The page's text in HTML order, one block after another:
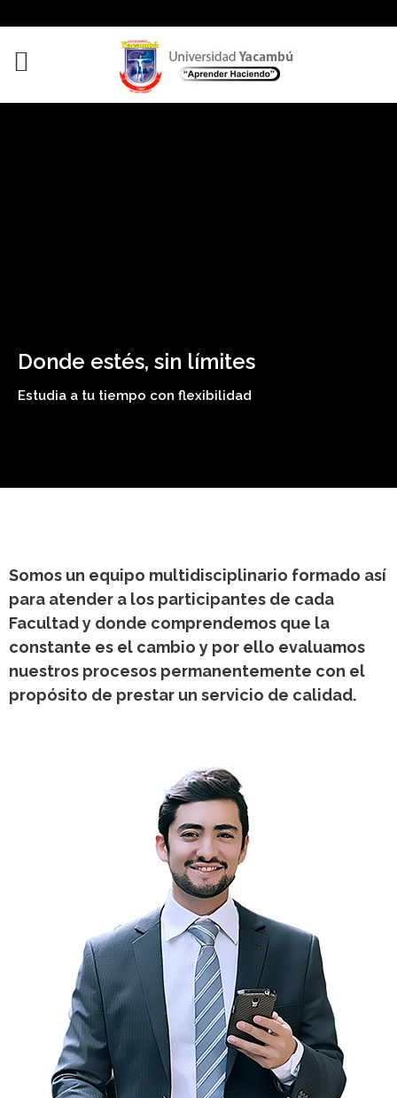
Donde estés, sin límites
Estudia a tu tiempo con flexibilidad
Somos un equipo multidisciplinario formado así
para atender a los participantes de cada
Facultad y donde comprendemos que la
constante es el cambio y por ello evaluamos
nuestros procesos permanentemente con el
propósito de prestar un servicio de calidad.